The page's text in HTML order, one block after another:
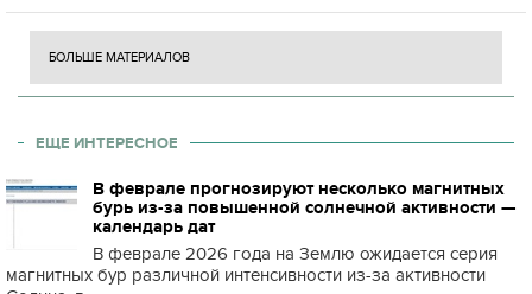
БОЛЬШЕ МАТЕРИАЛОВ
ЕЩЕ ИНТЕРЕСНОЕ
В феврале прогнозируют несколько магнитных
бурь из-за повышенной солнечной активности —
календарь дат
В феврале 2026 года на Землю ожидается серия
магнитных бур различной интенсивности из-за активности